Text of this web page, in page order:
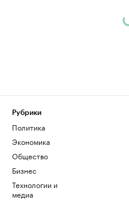
Рубрики
Политика
Экономика
Общество
Бизнес
Технологии и
медиа